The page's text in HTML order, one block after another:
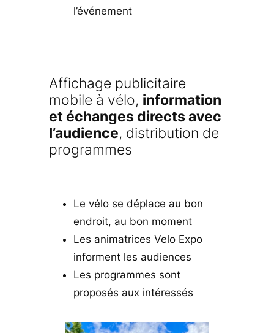
l’événement
Affichage publicitaire
mobile à vélo, information
et échanges directs avec
l’audience, distribution de
programmes
Le vélo se déplace au bon
endroit, au bon moment
Les animatrices Velo Expo
informent les audiences
Les programmes sont
proposés aux intéressés